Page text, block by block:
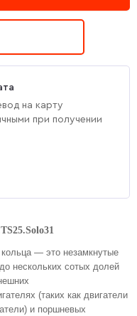
на карту
при получении
— это незамкнутые
нескольких сотых долей
(таких как двигатели
и поршневых